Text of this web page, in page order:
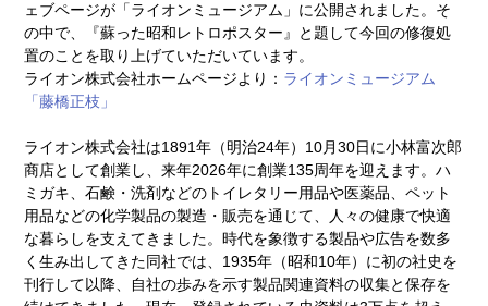
ェブページが「ライオンミュージアム」に公開されました。そ
の中で、『蘇った昭和レトロポスター』と題して今回の修復処
置のことを取り上げていただいています。
ライオン株式会社ホームページより： ライオンミュージアム
「藤橋正枝」
ライオン株式会社は1891年（明治24年）10月30日に小林富次郎
商店として創業し、来年2026年に創業135周年を迎えます。ハ
ミガキ、石鹸・洗剤などのトイレタリー用品や医薬品、ペット
用品などの化学製品の製造・販売を通じて、人々の健康で快適
な暮らしを支えてきました。時代を象徴する製品や広告を数多
く生み出してきた同社では、1935年（昭和10年）に初の社史を
刊行して以降、自社の歩みを示す製品関連資料の収集と保存を